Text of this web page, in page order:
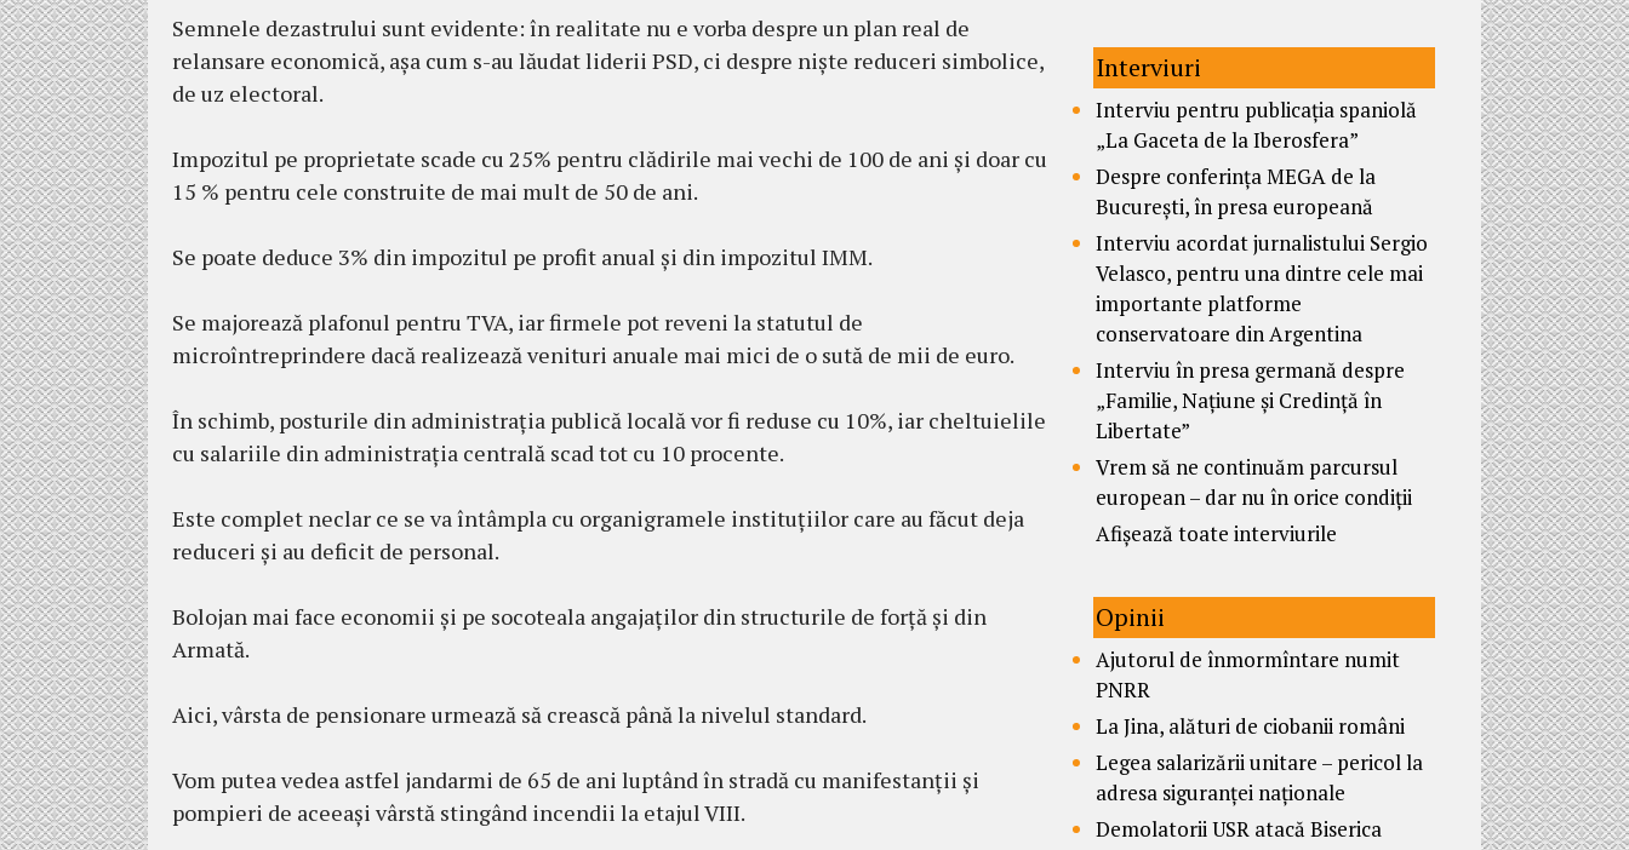
Semnele dezastrului sunt evidente: în realitate nu e vorba despre un plan real de
relansare economică, așa cum s-au lăudat liderii PSD, ci despre niște reduceri simbolice,
de uz electoral.
Impozitul pe proprietate scade cu 25% pentru clădirile mai vechi de 100 de ani și doar cu
15 % pentru cele construite de mai mult de 50 de ani.
Se poate deduce 3% din impozitul pe profit anual și din impozitul IMM.
Se majorează plafonul pentru TVA, iar firmele pot reveni la statutul de
microîntreprindere dacă realizează venituri anuale mai mici de o sută de mii de euro.
În schimb, posturile din administrația publică locală vor fi reduse cu 10%, iar cheltuielile
cu salariile din administrația centrală scad tot cu 10 procente.
Este complet neclar ce se va întâmpla cu organigramele instituțiilor care au făcut deja
reduceri și au deficit de personal.
Bolojan mai face economii și pe socoteala angajaților din structurile de forță și din
Armată.
Aici, vârsta de pensionare urmează să crească până la nivelul standard.
Vom putea vedea astfel jandarmi de 65 de ani luptând în stradă cu manifestanții și
pompieri de aceeași vârstă stingând incendii la etajul VIII.
Interviuri
Interviu pentru publicația spaniolă
„La Gaceta de la Iberosfera”
Despre conferința MEGA de la
București, în presa europeană
Interviu acordat jurnalistului Sergio
Velasco, pentru una dintre cele mai
importante platforme
conservatoare din Argentina
Interviu în presa germană despre
„Familie, Națiune și Credință în
Libertate”
Vrem să ne continuăm parcursul
european – dar nu în orice condiții
Afișează toate interviurile
Opinii
Ajutorul de înmormîntare numit
PNRR
La Jina, alături de ciobanii români
Legea salarizării unitare – pericol la
adresa siguranței naționale
Demolatorii USR atacă Biserica